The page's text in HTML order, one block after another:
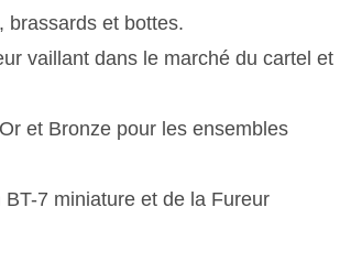
brassards et bottes.
vaillant dans le marché du cartel et
et Bronze pour les ensembles
BT-7 miniature et de la Fureur